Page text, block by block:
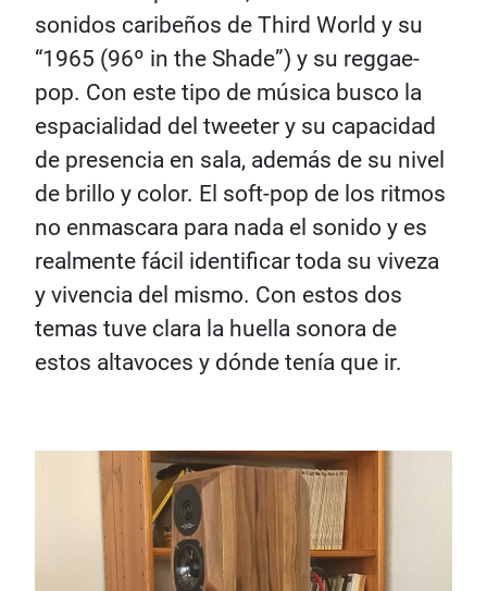
sonidos caribeños de Third World y su
“1965 (96º in the Shade”) y su reggae-
pop. Con este tipo de música busco la
espacialidad del tweeter y su capacidad
de presencia en sala, además de su nivel
de brillo y color. El soft-pop de los ritmos
no enmascara para nada el sonido y es
realmente fácil identificar toda su viveza
y vivencia del mismo. Con estos dos
temas tuve clara la huella sonora de
estos altavoces y dónde tenía que ir.